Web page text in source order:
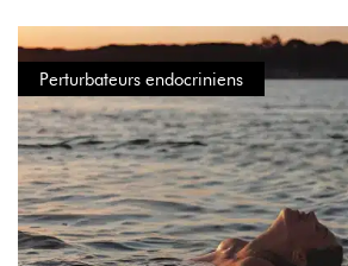
Perturbateurs endocriniens